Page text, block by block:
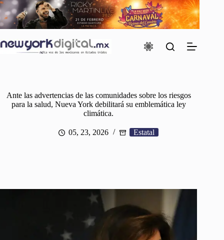
Saltar
al
contenido
Ante las advertencias de las comunidades sobre los riesgos
para la salud, Nueva York debilitará su emblemática ley
climática.
05, 23, 2026 Estatal